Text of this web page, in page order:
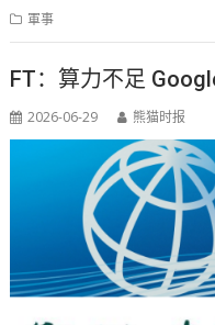
軍事
FT：算力不足
2026-06-29 熊猫时报